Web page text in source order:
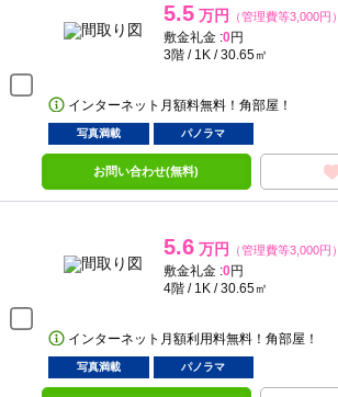
5.5 万円 （管理費等3,000円）
敷金礼金 :0円
3階 / 1K / 30.65㎡
インターネット月額料無料！角部屋！
写真満載 パノラマ
お問い合わせ(無料)
5.6 万円 （管理費等3,000円）
敷金礼金 :0円
4階 / 1K / 30.65㎡
インターネット月額利用料無料！角部屋！
写真満載 パノラマ